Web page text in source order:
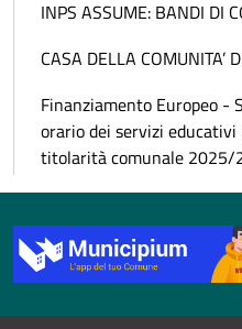
INPS ASSUME: BANDI DI
CASA DELLA COMUNITA’
Finanziamento Europeo -
orario dei servizi
titolarità comunale 2025/